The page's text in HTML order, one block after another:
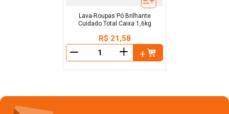
Lava-Roupas Pó Brilhante
Cuidado Total Caixa 1,6kg
R$ 21,58
＋